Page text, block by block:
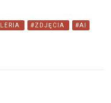
#ZDJĘCIA #AI